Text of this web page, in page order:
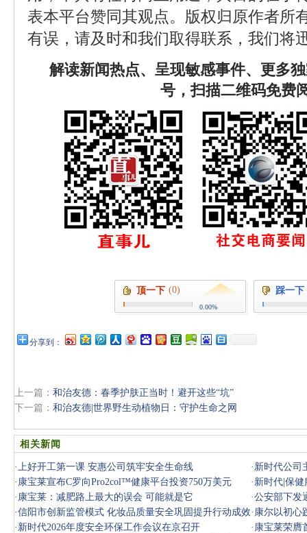
表本平台赞同其观点。版权归原作者所
有误，请及时和我们取得联系，我们将
解读新闻热点、呈现敏感事件、更多
号，扫描二维码免费
顶一下 (0)
0.00%
踩一下
分享到：
上一篇： 和治友德：春季护肤正当时！避开这些“坑”
下一篇： 和治友德|世界野生动植物日：守护生命之网
相关新闻
·上好开工第一课 安惠公司筑牢安全生命线 · 新时代公司
范》国标发
· 康宝莱宣布C罗向Pro2col™健康平台投资750万美元 · 新时代|保
· 康宝莱：减肥路上最大的误会 可能就是它 ·公安部下发
·信阳市创新监管模式 化妆品质量安全巩固提升行动成效
显著
· 康尔以初心
· 新时代2026年度安全环保工作会议在京召开 · 康宝莱荣膺